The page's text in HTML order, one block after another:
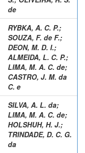
de
RYBKA, A. C. P.;
SOUZA, F. de F.;
DEON, M. D. I.;
ALMEIDA, L. C. P.;
LIMA, M. A. C. de;
CASTRO, J. M. da
C. e
SILVA, A. L. da;
LIMA, M. A. C. de;
HOLSHUH, H. J.;
TRINDADE, D. C. G.
da